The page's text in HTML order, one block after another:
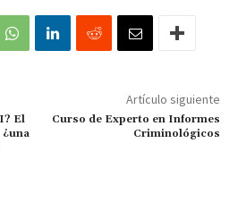
El
Artículo siguiente
Curso de Experto en Informes
Criminológicos